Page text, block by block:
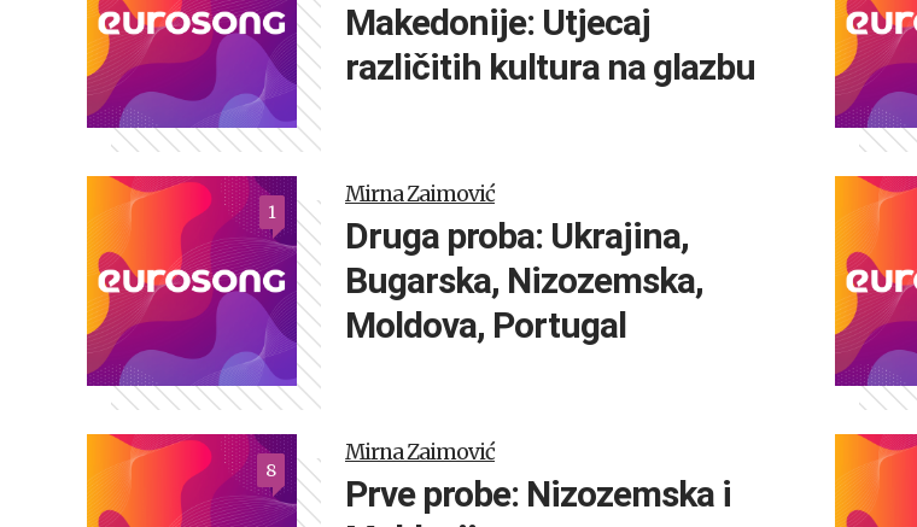
Makedonije: Utjecaj
različitih kultura na glazbu
1
Mirna Zaimović
Druga proba: Ukrajina,
Bugarska, Nizozemska,
Moldova, Portugal
8
Mirna Zaimović
Prve probe: Nizozemska i